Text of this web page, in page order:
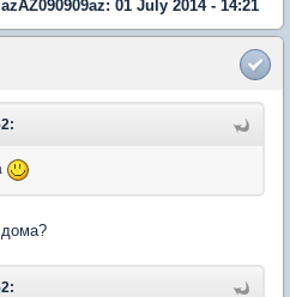
01 July 2014 - 14:21
дома?